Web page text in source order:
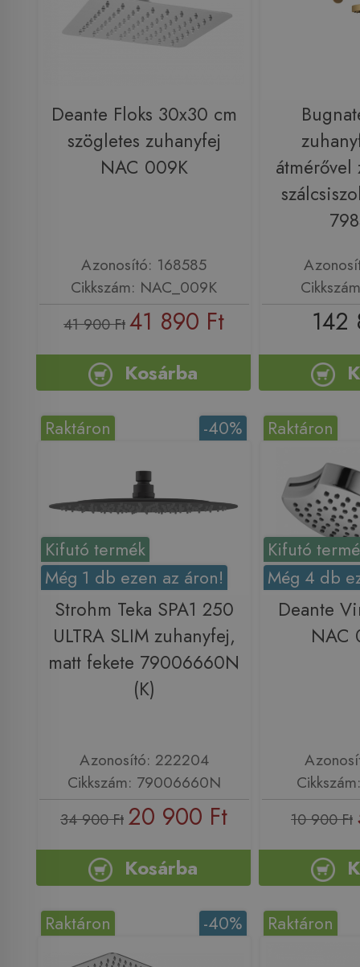
Deante Floks 30x30 cm
szögletes zuhanyfej
NAC 009K
Azonosító: 168585
Cikkszám: NAC_009K
41 900 Ft41 890 Ft
Kosárba
átmérővel
142
Kifutó termék
Még 1 db ezen az áron!
-40%
Raktáron
Strohm Teka SPA1 250
ULTRA SLIM zuhanyfej,
matt fekete 79006660N
(K)
Azonosító: 222204
Cikkszám: 79006660N
34 900 Ft 20 900 Ft
Kosárba
Kifutó
Még 4 db
Raktáron
Deante
NAC
10 900 Ft
-40%
Raktáron Raktáron